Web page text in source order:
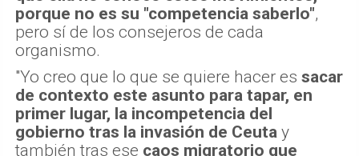
porque no es su "competencia saberlo",
pero sí de los consejeros de cada
organismo.
"Yo creo que lo que se quiere hacer es sacar
de contexto este asunto para tapar, en
primer lugar, la incompetencia del
gobierno tras la invasión de Ceuta y
también tras ese caos migratorio que